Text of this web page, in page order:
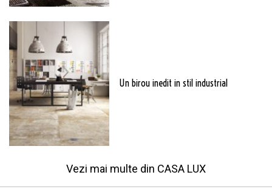
Un birou inedit in stil industrial
Vezi mai multe din CASA LUX